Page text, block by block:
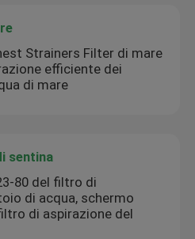
Strainers Filter di mare
efficiente dei
di mare
sentina
80 del filtro di
di acqua, schermo
di aspirazione del